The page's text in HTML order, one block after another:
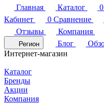
Главная
Каталог 0
Кабинет
0 Сравнение
Отзывы
Компания
Регион Блог
Интернет-магазин
Каталог
Бренды
Акции
Компания